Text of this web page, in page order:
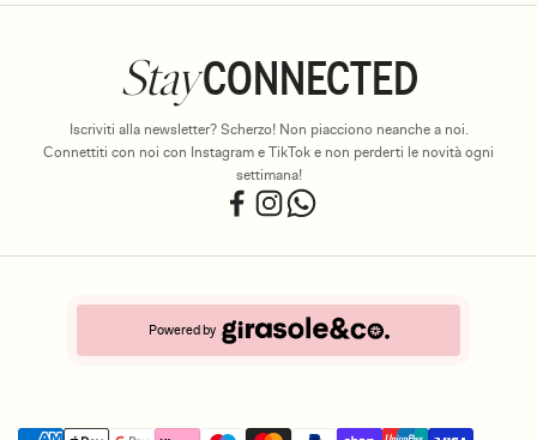
StayCONNECTED
Iscriviti alla newsletter? Scherzo! Non piacciono neanche a noi.
Connettiti con noi con Instagram e TikTok e non perderti le novità ogni
settimana!
Powered by